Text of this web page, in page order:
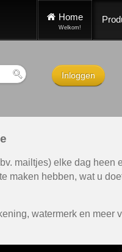
Home
Welkom!
Inloggen
mailtjes) elke dag heen
maken hebben, wat u
watermerk en